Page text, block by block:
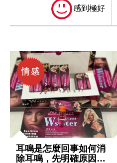
感到極好
耳鳴是怎麼回事如何消
除耳鳴，先明確原因再